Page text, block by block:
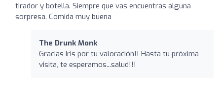
tirador y botella. Siempre que vas encuentras alguna
sorpresa. Comida muy buena
The Drunk Monk
Gracias Iris por tu valoración!! Hasta tu próxima
visita, te esperamos...salud!!!